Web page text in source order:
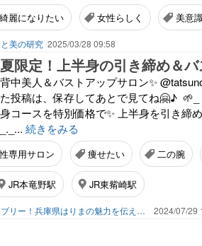
綺麗になりたい 女性らしく 美意
美の研究 2025/03/28 09:58
背中美人＆バストアップサロン✨
た投稿は、保存してあとで見てね🤗♪
身コースを特別価格で✨ 上半身を引き締
_._... 続きをみる
専用サロン 痩せたい 二の腕
JR本竜野駅 JR東觜崎駅
ニシハリエブリー！兵庫県はりまの魅力を伝えるブログ【西播磨】 2024/07/29